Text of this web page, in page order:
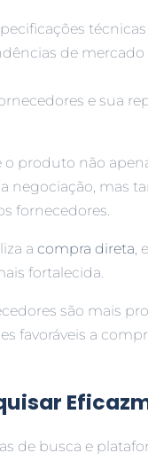
de
e sua
produto não
negociação, mas
fornecedores.
a compra direta,
fortalecida.
são mais
favoráveis a
de busca e